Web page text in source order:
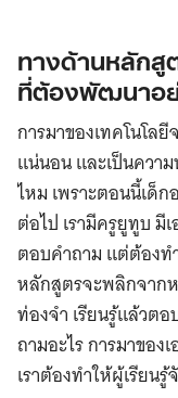
ทางด้านหลัก
ที่ต้องพัฒนาอ
การมาของเทคโนโล
แน่นอน และเป็นควา
ไหม เพราะตอนนี้เด็
ต่อไป เรามีครูยูทูบ มี
ตอบคำถาม แต่ต้องท
หลักสูตรจะพลิกจาก
ท่องจำ เรียนรู้แล้วต
ถามอะไร การมาของ
เราต้องทําให้ผู้เรียน